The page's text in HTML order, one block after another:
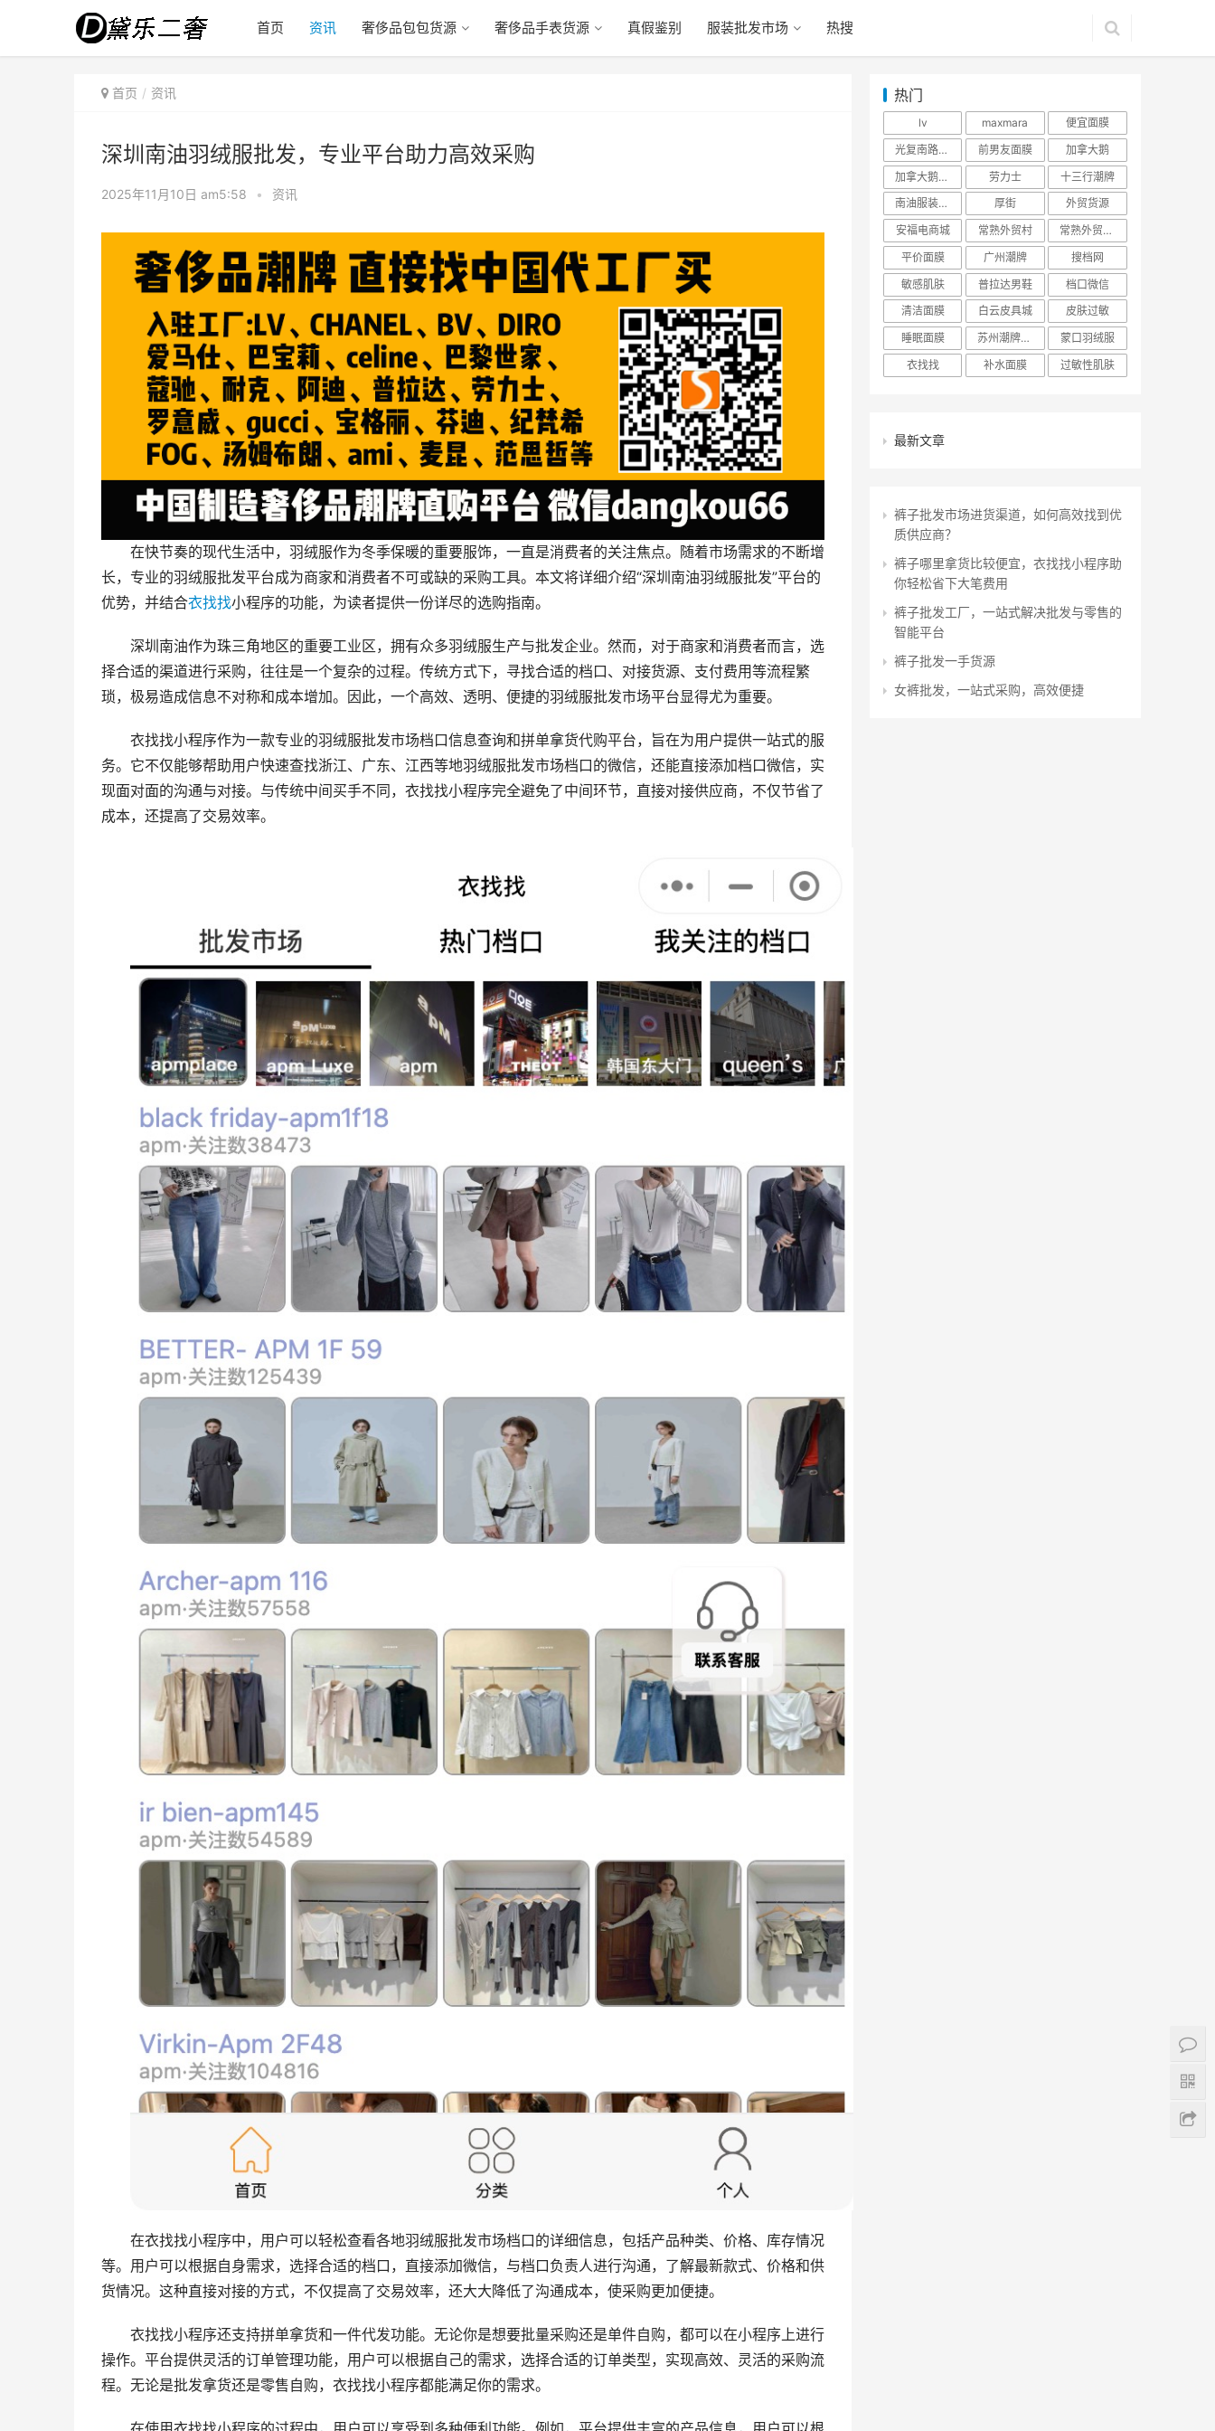
首页 资讯 奢侈品包包货源 奢侈品手表货源 真假鉴别 服装批发市场 热搜
首页 资讯
深圳南油羽绒服批发，专业平台助力高效采购
2025年11月10日 am5:58 • 资讯
在快节奏的现代生活中，羽绒服作为冬季保暖的重要服饰，一直是消费者的关注焦点。随着市场需求的不断增
长，专业的羽绒服批发平台成为商家和消费者不可或缺的采购工具。本文将详细介绍“深圳南油羽绒服批发”平台的
优势，并结合衣找找小程序的功能，为读者提供一份详尽的选购指南。
深圳南油作为珠三角地区的重要工业区，拥有众多羽绒服生产与批发企业。然而，对于商家和消费者而言，选
择合适的渠道进行采购，往往是一个复杂的过程。传统方式下，寻找合适的档口、对接货源、支付费用等流程繁
琐，极易造成信息不对称和成本增加。因此，一个高效、透明、便捷的羽绒服批发市场平台显得尤为重要。
衣找找小程序作为一款专业的羽绒服批发市场档口信息查询和拼单拿货代购平台，旨在为用户提供一站式的服
务。它不仅能够帮助用户快速查找浙江、广东、江西等地羽绒服批发市场档口的微信，还能直接添加档口微信，实
现面对面的沟通与对接。与传统中间买手不同，衣找找小程序完全避免了中间环节，直接对接供应商，不仅节省了
成本，还提高了交易效率。
在衣找找小程序中，用户可以轻松查看各地羽绒服批发市场档口的详细信息，包括产品种类、价格、库存情况
等。用户可以根据自身需求，选择合适的档口，直接添加微信，与档口负责人进行沟通，了解最新款式、价格和供
货情况。这种直接对接的方式，不仅提高了交易效率，还大大降低了沟通成本，使采购更加便捷。
衣找找小程序还支持拼单拿货和一件代发功能。无论你是想要批量采购还是单件自购，都可以在小程序上进行
操作。平台提供灵活的订单管理功能，用户可以根据自己的需求，选择合适的订单类型，实现高效、灵活的采购流
程。无论是批发拿货还是零售自购，衣找找小程序都能满足你的需求。
热门
lv maxmara
便宜面膜
光复南路潮牌
前男友面膜
加拿大鹅
加拿大鹅羽绒服
劳力士
十三行潮牌
南油服装批发市场
厚街
外贸货源
安福电商城
常熟外贸村
常熟外贸村货源
平价面膜
广州潮牌
搜档网
敏感肌肤
普拉达男鞋
档口微信
清洁面膜
白云皮具城
皮肤过敏
睡眠面膜
苏州潮牌货源
蒙口羽绒服
衣找找
补水面膜 过敏性肌肤
最新文章
裤子批发市场进货渠道，如何高效找到优
质供应商？
裤子哪里拿货比较便宜，衣找找小程序助
你轻松省下大笔费用
裤子批发工厂，一站式解决批发与零售的
智能平台
裤子批发一手货源
女裤批发，一站式采购，高效便捷